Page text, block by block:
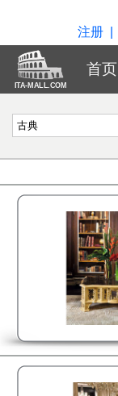
注册
ITA-MALL.COM
首页